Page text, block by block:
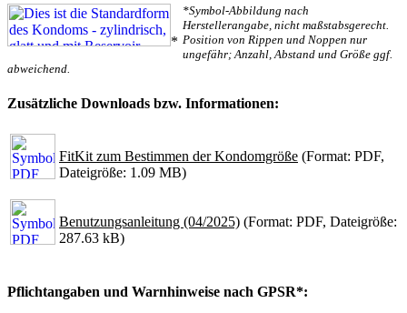
*
*Symbol-Abbildung nach
Herstellerangabe, nicht maßstabsgerecht.
Position von Rippen und Noppen nur
ungefähr; Anzahl, Abstand und Größe ggf.
abweichend.
Zusätzliche Downloads bzw. Informationen:
FitKit zum Bestimmen der Kondomgröße (Format: PDF,
Dateigröße: 1.09 MB)
Benutzungsanleitung (04/2025) (Format: PDF, Dateigröße:
287.63 kB)
Pflichtangaben und Warnhinweise nach GPSR*: